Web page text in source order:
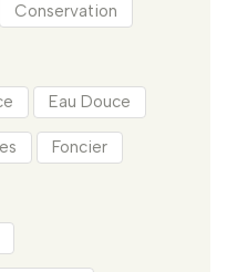
Conservation
Eau Douce
Foncier